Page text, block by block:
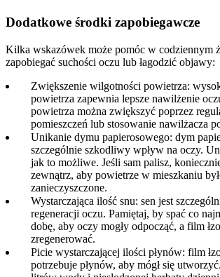
Dodatkowe środki zapobiegawcze
Kilka wskazówek może pomóc w codziennym
zapobiegać suchości oczu lub łagodzić objawy:
Zwiększenie wilgotności powietrza:
powietrza zapewnia lepsze nawilżenie
powietrza można zwiększyć poprzez
pomieszczeń lub stosowanie nawilżacza
Unikanie dymu papierosowego: dym
szczególnie szkodliwy wpływ na oczy.
jak to możliwe. Jeśli sam palisz,
zewnątrz, aby powietrze w mieszkaniu
zanieczyszczone.
Wystarczająca ilość snu: sen jest
regeneracji oczu. Pamiętaj, by spać co
dobę, aby oczy mogły odpocząć, a film
zregenerować.
Picie wystarczającej ilości płynów: film
potrzebuje płynów, aby mógł się